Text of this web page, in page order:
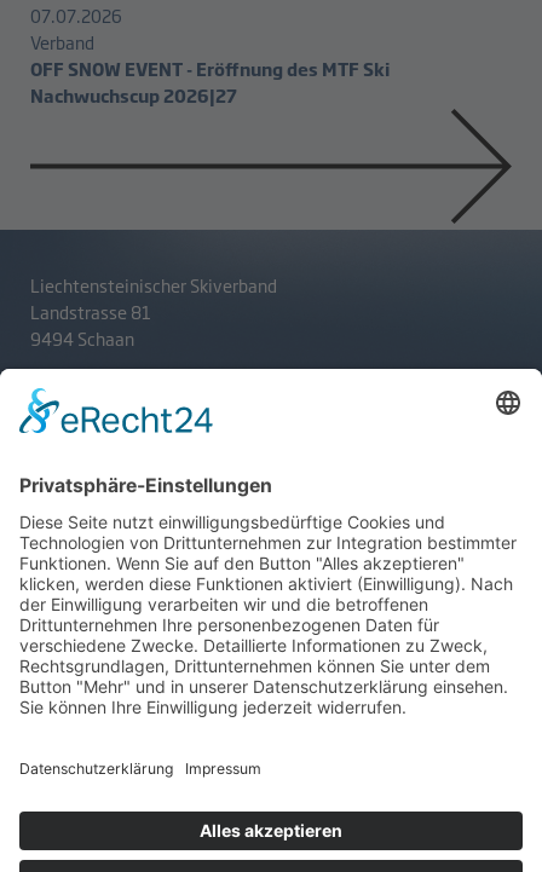
07.07.2026
Verband
OFF SNOW EVENT - Eröffnung des MTF Ski
Nachwuchscup 2026|27
Liechtensteinischer Skiverband
Landstrasse 81
9494 Schaan
T+423 233 36 30
admin@lsv.li
Ski Alpin
Ski Nordisch
Winter-Highlights
Aktuelles
Verband
Aktion Pro Ski
Selektionsrichtlinien
Kontakt
Impressum
Datenschutz
Internationale Verbände
IBU